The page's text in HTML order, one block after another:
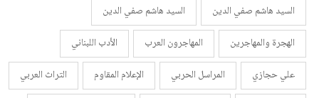
السيد هاشم صفي الدين
السيد هاشم صفي الدين
الهجرة والمهاجرين
المهاجرون العرب
الأدب اللبناني
علي حجازي
المراسل الحربي الإعلام المقاوم
التراث العربي